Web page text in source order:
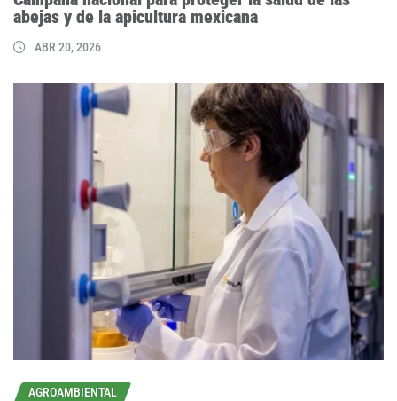
abejas y de la apicultura mexicana
ABR 20, 2026
AGROAMBIENTAL